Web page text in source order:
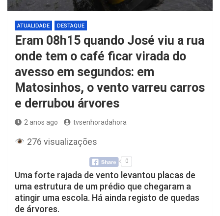
ATUALIDADE DESTAQUE
Eram 08h15 quando José viu a rua
onde tem o café ficar virada do
avesso em segundos: em
Matosinhos, o vento varreu carros
e derrubou árvores
2 anos ago tvsenhoradahora
276 visualizações
0
Uma forte rajada de vento levantou placas de
uma estrutura de um prédio que chegaram a
atingir uma escola. Há ainda registo de quedas
de árvores.